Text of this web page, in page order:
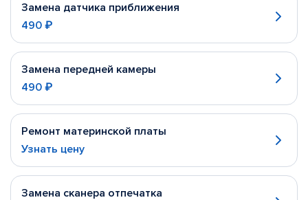
Замена датчика приближения
490 ₽
Замена передней камеры
490 ₽
Ремонт материнской платы
Узнать цену
Замена сканера отпечатка